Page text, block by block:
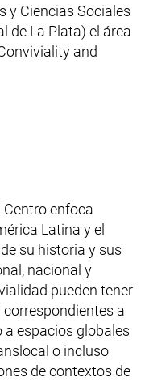
y Ciencias Sociales
de La Plata) el área
and
enfoca
Latina y el
su historia y sus
nacional y
pueden tener
a
a espacios globales
o incluso
de contextos de